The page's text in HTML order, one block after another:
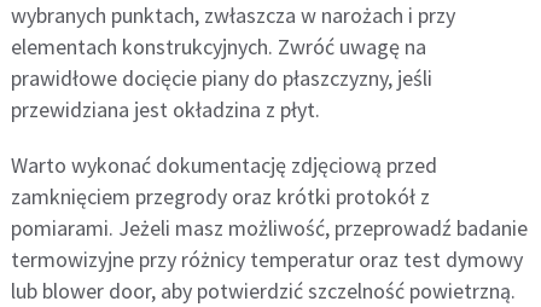
wybranych punktach, zwłaszcza w narożach i przy
elementach konstrukcyjnych. Zwróć uwagę na
prawidłowe docięcie piany do płaszczyzny, jeśli
przewidziana jest okładzina z płyt.
Warto wykonać dokumentację zdjęciową przed
zamknięciem przegrody oraz krótki protokół z
pomiarami. Jeżeli masz możliwość, przeprowadź badanie
termowizyjne przy różnicy temperatur oraz test dymowy
lub blower door, aby potwierdzić szczelność powietrzną.